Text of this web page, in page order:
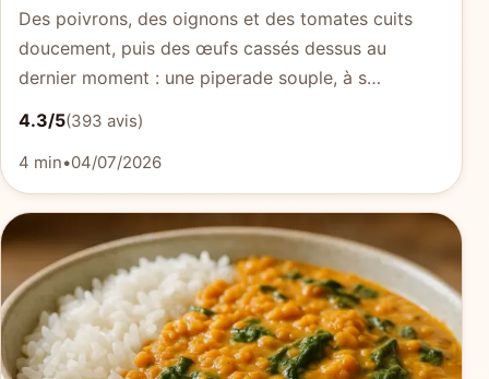
Des poivrons, des oignons et des tomates cuits
doucement, puis des œufs cassés dessus au
dernier moment : une piperade souple, à s…
4.3/5(393 avis)
4 min•04/07/2026